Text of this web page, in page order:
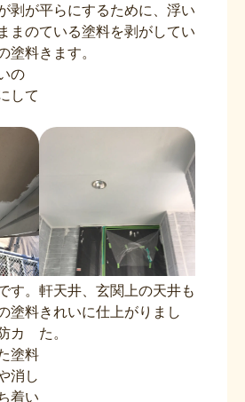
剥が
まの
塗料
の
して
平らにするために、浮い
ている塗料を剥がしてい
きます。
す。
塗料
カ
塗料
消し
着い
軒天井、玄関上の天井も
きれいに仕上がりまし
た。